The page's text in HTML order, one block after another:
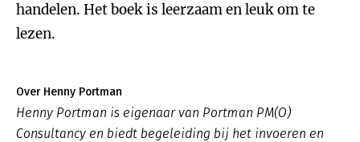
handelen. Het boek is leerzaam en leuk om te
lezen.
Over Henny Portman
Henny Portman is eigenaar van Portman PM(O)
Consultancy en biedt begeleiding bij het invoeren en